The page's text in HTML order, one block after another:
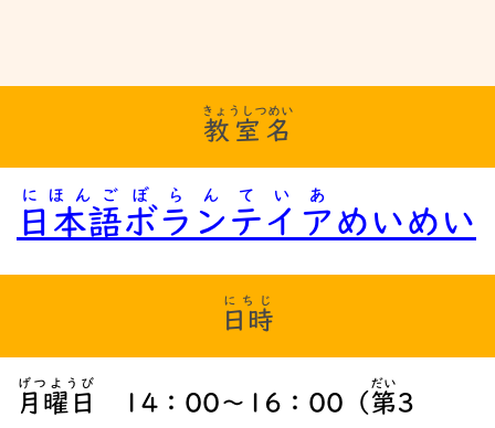
教室名
きょうしつめい
日本語
にほんご
ボランテイア
ぼらんていあ
めいめい
日時
にちじ
月曜日
げつようび
14：00～16：00（ 第
だい
3